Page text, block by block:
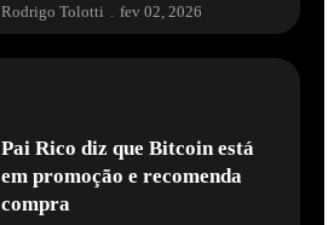
Rodrigo Tolotti . fev 02, 2026
Pai Rico diz que Bitcoin está
em promoção e recomenda
compra